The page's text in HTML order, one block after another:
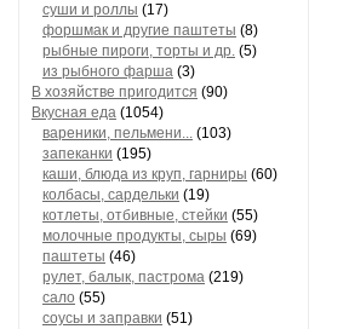
суши и роллы (17)
форшмак и другие паштеты (8)
рыбные пироги, торты и др. (5)
из рыбного фарша (3)
В хозяйстве пригодится (90)
Вкусная еда (1054)
вареники, пельмени... (103)
запеканки (195)
каши, блюда из круп, гарниры (60)
колбасы, сардельки (19)
котлеты, отбивные, стейки (55)
молочные продукты, сыры (69)
паштеты (46)
рулет, балык, пастрома (219)
сало (55)
соусы и заправки (51)